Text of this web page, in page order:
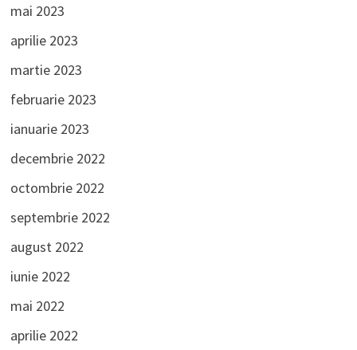
mai 2023
aprilie 2023
martie 2023
februarie 2023
ianuarie 2023
decembrie 2022
octombrie 2022
septembrie 2022
august 2022
iunie 2022
mai 2022
aprilie 2022